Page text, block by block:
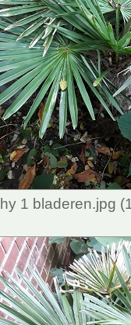
1 bladeren.jpg